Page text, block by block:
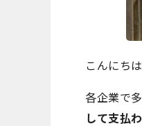
こんにち
各企業で
して支払